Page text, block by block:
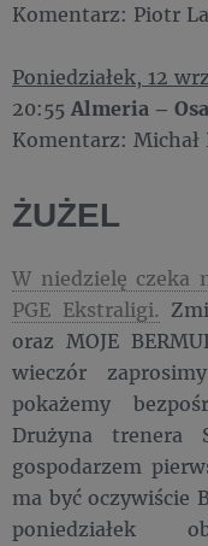
Komentarz: Piotr
Poniedziałek, 12
20:55 Almeria –
Komentarz:
ŻUŻEL
W niedzielę czeka
PGE Ekstraligi.
oraz MOJE
wieczór
pokażemy
Drużyna trenera
gospodarzem
ma być oczywiście
poniedziałek